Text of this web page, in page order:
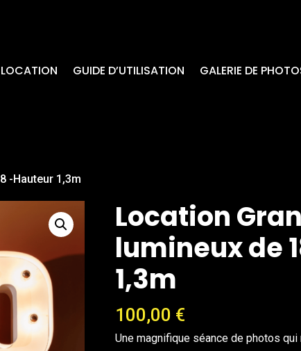
LOCATION GUIDE D’UTILISATION GALERIE DE
-Hauteur 1,3m
Location
lumineux de
1,3m
100,00 €
Une magnifique séance de photos